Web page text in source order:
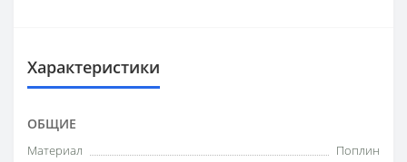
Характеристики
ОБЩИЕ
Материал
Поплин